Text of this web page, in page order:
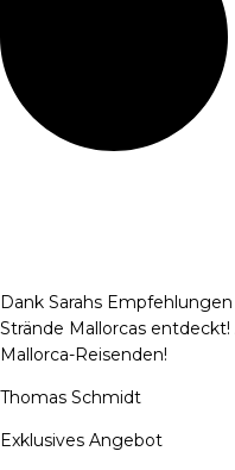
Dank Sarahs
Strände Mallorcas
Mallorca-Reisenden!
Thomas Schmidt
Exklusives Angebot